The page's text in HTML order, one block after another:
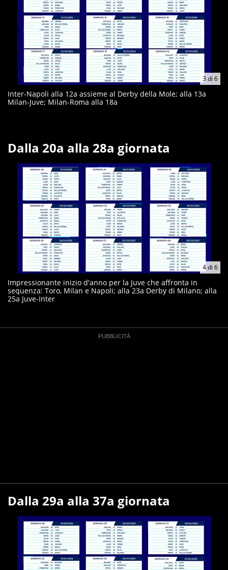
3di 6
Inter-Napoli alla 12a assieme al Derby della Mole; alla 13a
Milan-Juve; Milan-Roma alla 18a
Dalla 20a alla 28a giornata
4di 6
Impressionante inizio d'anno per la Juve che affronta in
sequenza: Toro, Milan e Napoli; alla 23a Derby di Milano; alla
25a Juve-Inter
Dalla 29a alla 37a giornata